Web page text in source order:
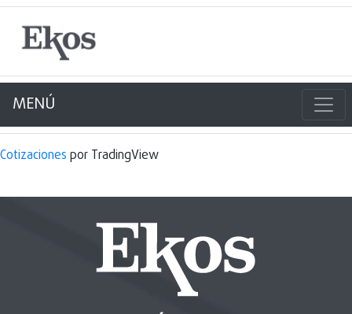
MENÚ
Cotizaciones por TradingView